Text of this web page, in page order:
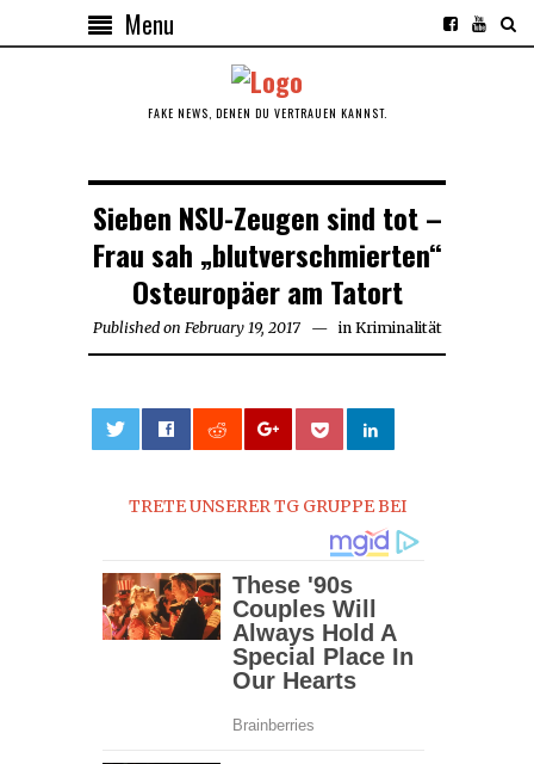
Menu
FAKE NEWS, DENEN DU VERTRAUEN KANNST.
Sieben NSU-Zeugen sind tot –
Frau sah „blutverschmierten“
Osteuropäer am Tatort
Published on February 19, 2017May in Kriminalität
TRETE UNSERER TG GRUPPE BEI